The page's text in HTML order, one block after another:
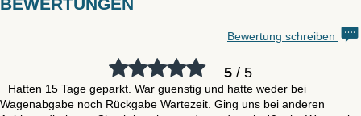
Bewertung schreiben
5/ 5
Hatten 15 Tage geparkt. War guenstig und hatte weder bei
Wagenabgabe noch Rückgabe Wartezeit. Ging uns bei anderen